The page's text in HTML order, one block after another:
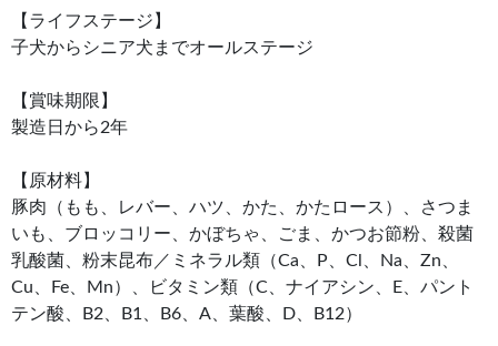
【ライフステージ】
子犬からシニア犬までオールステージ
【賞味期限】
製造日から2年
【原材料】
豚肉（もも、レバー、ハツ、かた、かたロース）、さつま
いも、ブロッコリー、かぼちゃ、ごま、かつお節粉、殺菌
乳酸菌、粉末昆布／ミネラル類（Ca、P、Cl、Na、Zn、
Cu、Fe、Mn）、ビタミン類（C、ナイアシン、E、パント
テン酸、B2、B1、B6、A、葉酸、D、B12）